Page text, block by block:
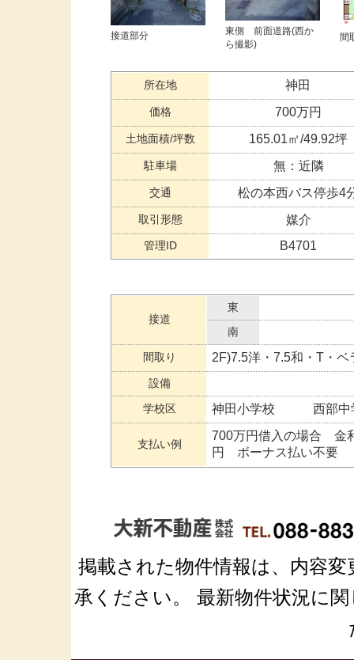
接道部分
東側 前面道路(西か
ら撮影)
間
所在地 神田
価格 700万円
土地面積/坪数 165.01㎡/49.92坪
駐車場 無：近隣
交通 松の本西バス停歩4
取引形態 媒介
管理ID B4701
接道
東
南
間取り
2F)7.5洋・7.5和・T
設備
学校区
神田小学校 西部中
支払い例
700万円借入の場合
円 ボーナス払い不要
掲載された物件情報は、内容
承ください。 最新物件状況に